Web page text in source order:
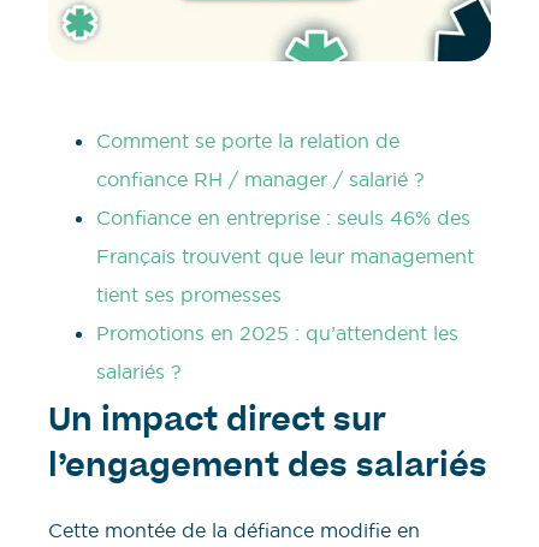
Comment se porte la relation de
confiance RH / manager / salarié ?
Confiance en entreprise : seuls 46% des
Français trouvent que leur management
tient ses promesses
Promotions en 2025 : qu’attendent les
salariés ?
Un impact direct sur
l’engagement des salariés
Cette montée de la défiance modifie en